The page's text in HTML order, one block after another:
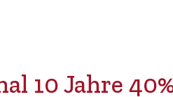
10 Jahre